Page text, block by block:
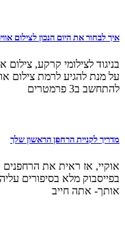
איך לבחור את היום הנכון לצילום
בניגוד לצילומי קרקע, צילום
על מנת להגיע לרמת צילום
להתחשב ב3 פרמטרים
מדריך לקניית הרחפן הראשון שלך
אוקיי, אז ראית את הרחפנים
בפייסבוק מלא בסיפורים
אותך- אתה חייב